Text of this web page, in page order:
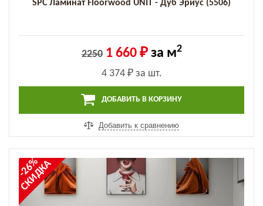
SPC Ламинат Floorwood UNIT - Дуб Эриус (5506)
2250 1 660 ₽за м2
4 374 ₽за шт.
ДОБАВИТЬ В КОРЗИНУ
Добавить к сравнению
-26%
СКИДКА